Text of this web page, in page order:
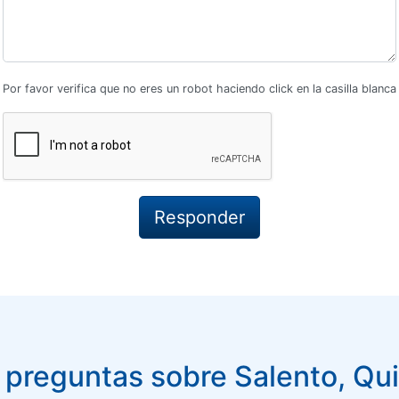
Por favor verifica que no eres un robot haciendo click en la casilla blanca
sobre Salento,